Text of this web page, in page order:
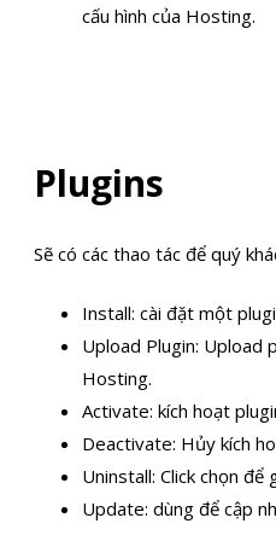
cấu hình của Hosting.
Plugins
Sẽ có các thao tác để quý
Install: cài đặt một
Upload Plugin: Upload
Hosting.
Activate: kích hoạt
Deactivate: Hủy kích
Uninstall: Click chọn
Update: dùng để cập